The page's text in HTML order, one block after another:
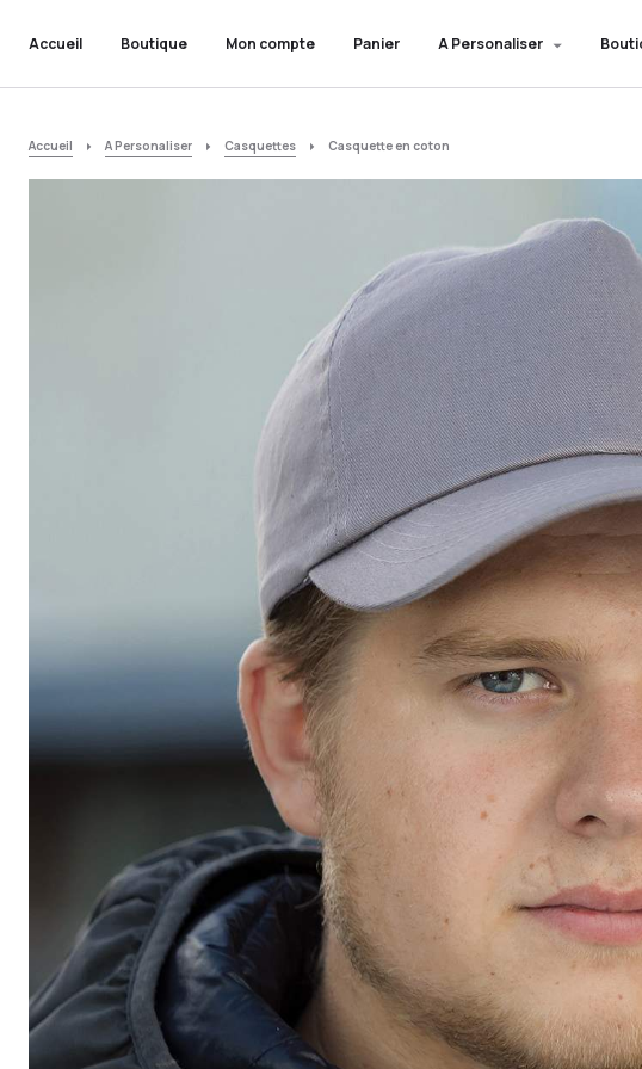
Accueil Boutique Mon compte Panier A Personaliser
Accueil A Personaliser Casquettes Casquette en coton